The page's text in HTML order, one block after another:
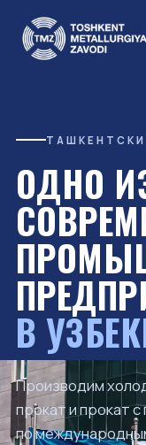
ОДНО
В
Производим
прокат и прокат
по